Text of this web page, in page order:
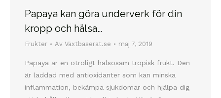
Papaya kan göra underverk för din
kropp och hälsa…
Frukter Av Växtbaserat.se maj 7, 2019
Papaya är en otroligt hälsosam tropisk frukt. Den
är laddad med antioxidanter som kan minska
inflammation, bekämpa sjukdomar och hjälpa dig